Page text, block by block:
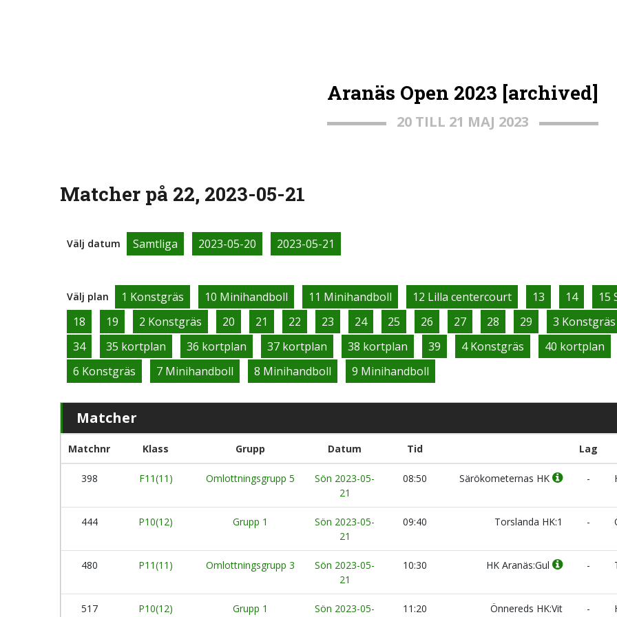
Aranäs Open 2023 [archived]
20 TILL 21 MAJ 2023
Matcher på 22, 2023-05-21
Välj datum Samtliga 2023-05-20 2023-05-21
Välj plan 1 Konstgräs 10 Minihandboll 11 Minihandboll 12 Lilla centercourt 13 14 15
18
19 2 Konstgräs 20 21 22 23 24 25 26 27 28 29 3 Konstgräs
34
35 kortplan 36 kortplan 37 kortplan 38 kortplan 39 4 Konstgräs 40 kortplan
6 Konstgräs
7 Minihandboll 8 Minihandboll 9 Minihandboll
Matcher
Matchnr Klass Grupp Datum Tid Lag
398 F11(11) Omlottningsgrupp 5
Sön 2023-05-
21
08:50 Särökometernas HK -
444 P10(12) Grupp 1
Sön 2023-05-
21
09:40 Torslanda HK:1 -
480 P11(11) Omlottningsgrupp 3
Sön 2023-05-
21
10:30 HK Aranäs:Gul -
517 P10(12) Grupp 1
Sön 2023-05-
11:20 Önnereds HK:Vit -